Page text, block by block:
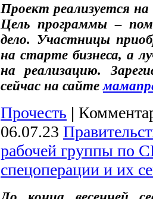
Проект реализуется
Цель программы –
дело. Участницы
на старте бизнеса, а
на реализацию.
сейчас на сайте
Прочесть |
06.07.23
рабочей группы по
спецоперации и их